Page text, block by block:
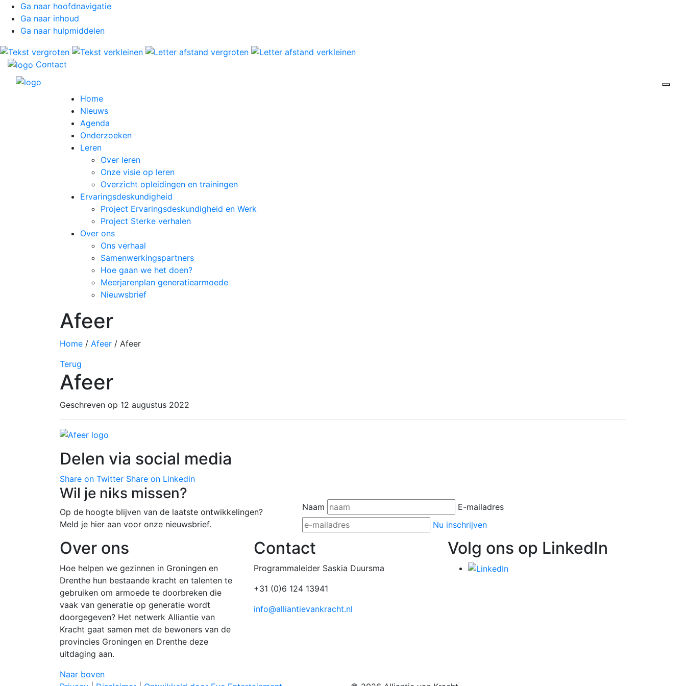
Ga naar hoofdnavigatie
Ga naar inhoud
Ga naar hulpmiddelen
Contact
Home
Nieuws
Agenda
Onderzoeken
Leren
Over leren
Onze visie op leren
Overzicht opleidingen en trainingen
Ervaringsdeskundigheid
Project Ervaringsdeskundigheid en Werk
Project Sterke verhalen
Over ons
Ons verhaal
Samenwerkingspartners
Hoe gaan we het doen?
Meerjarenplan generatiearmoede
Nieuwsbrief
Afeer
Home / Afeer / Afeer
Terug
Afeer
Geschreven op 12 augustus 2022
Delen via social media
Share on Twitter Share on Linkedin
Wil je niks missen?
Op de hoogte blijven van de laatste ontwikkelingen?
Meld je hier aan voor onze nieuwsbrief.
Naam
E-mailadres
Nu inschrijven
Over ons
Hoe helpen we gezinnen in Groningen en
Drenthe hun bestaande kracht en talenten te
gebruiken om armoede te doorbreken die
vaak van generatie op generatie wordt
doorgegeven? Het netwerk Alliantie van
Kracht gaat samen met de bewoners van de
provincies Groningen en Drenthe deze
uitdaging aan.
Naar boven
Contact
Programmaleider Saskia Duursma
+31 (0)6 124 13941
info@alliantievankracht.nl
Volg ons op LinkedIn